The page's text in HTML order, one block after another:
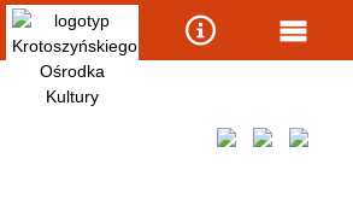
Wyszukiwarka
Narzędzia
Menu